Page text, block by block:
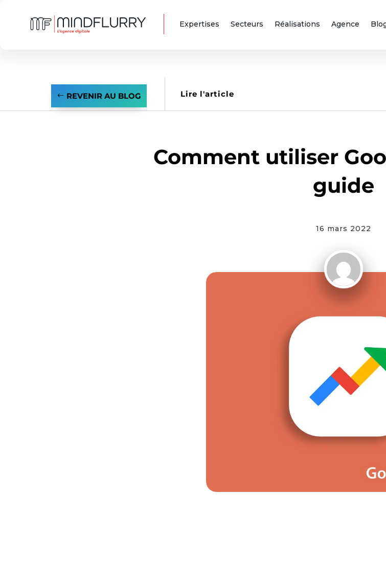
Expertises Secteurs Réalisations Agence
REVENIR AU BLOG Lire l'article
Comment utiliser
guide
16 mars 2022